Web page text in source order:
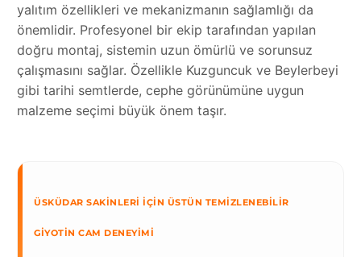
yalıtım özellikleri ve mekanizmanın sağlamlığı da
önemlidir. Profesyonel bir ekip tarafından yapılan
doğru montaj, sistemin uzun ömürlü ve sorunsuz
çalışmasını sağlar. Özellikle Kuzguncuk ve Beylerbeyi
gibi tarihi semtlerde, cephe görünümüne uygun
malzeme seçimi büyük önem taşır.
ÜSKÜDAR SAKINLERI İÇIN ÜSTÜN TEMIZLENEBILIR
GIYOTIN CAM DENEYIMI